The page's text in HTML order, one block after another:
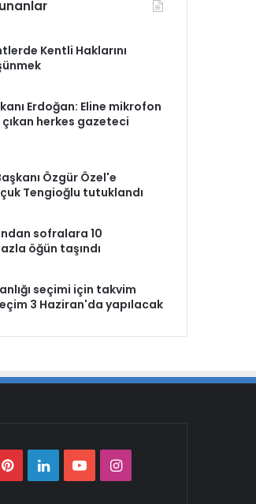
Kentli Haklarını
Erdoğan: Eline mikrofon
herkes gazeteci
Özgür Özel'e
Tengioğlu tutuklandı
sofralara 10
öğün taşındı
seçimi için takvim
3 Haziran'da yapılacak
Pinterest
LinkedInYouTubeInstagram